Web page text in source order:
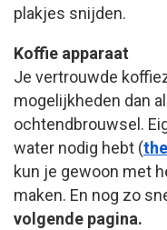
plakjes snijden.
Koffie apparaat
Je vertrouwde
mogelijkheden dan
ochtendbrouwsel.
water nodig hebt (
kun je gewoon met
maken. En nog zo
volgende pagina.